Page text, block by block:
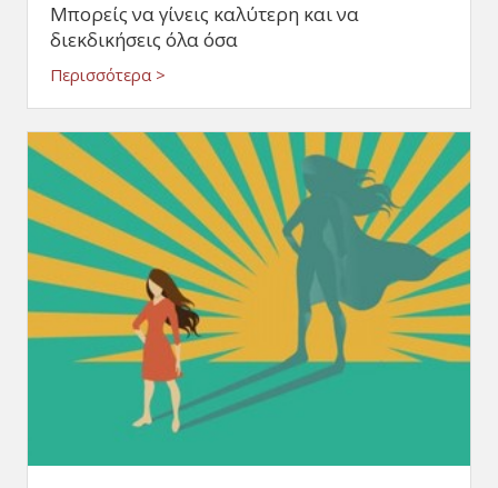
Μπορείς να γίνεις καλύτερη και να
διεκδικήσεις όλα όσα
Περισσότερα >